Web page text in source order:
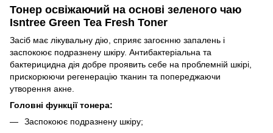
Тонер освіжаючий на основі зеленого чаю
Isntree Green Tea Fresh Toner
Засіб має лікувальну дію, сприяє загоєнню запалень і
заспокоює подразнену шкіру. Антибактеріальна та
бактерицидна дія добре проявить себе на проблемній шкірі,
прискорюючи регенерацію тканин та попереджаючи
утворення акне.
Головні функції тонера:
Заспокоює подразнену шкіру;